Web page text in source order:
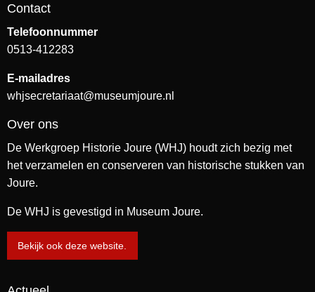
Contact
Telefoonnummer
0513-412283
E-mailadres
whjsecretariaat@museumjoure.nl
Over ons
De Werkgroep Historie Joure (WHJ) houdt zich bezig met
het verzamelen en conserveren van historische stukken van
Joure.
De WHJ is gevestigd in Museum Joure.
Bekijk ook deze website.